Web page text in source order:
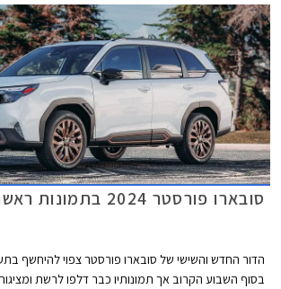
סובארו פורסטר 2024 בתמונות ראשונות
הדור החדש והשישי של סובארו פורסטר צפוי להיחשף
בסוף השבוע הקרוב אך תמונותיו כבר דלפו לרשת